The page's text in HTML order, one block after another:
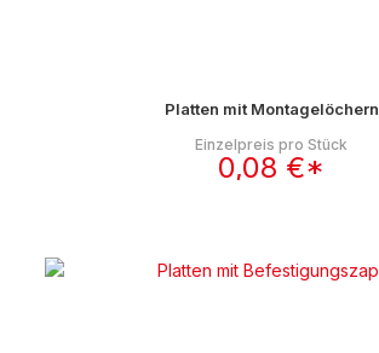
Platten mit Montagelöchern
Einzelpreis pro Stück
0,08 €*